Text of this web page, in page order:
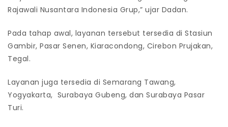
Rajawali Nusantara Indonesia Grup,” ujar Dadan.
Pada tahap awal, layanan tersebut tersedia di Stasiun
Gambir, Pasar Senen, Kiaracondong, Cirebon Prujakan,
Tegal.
Layanan juga tersedia di Semarang Tawang,
Yogyakarta, Surabaya Gubeng, dan Surabaya Pasar
Turi.